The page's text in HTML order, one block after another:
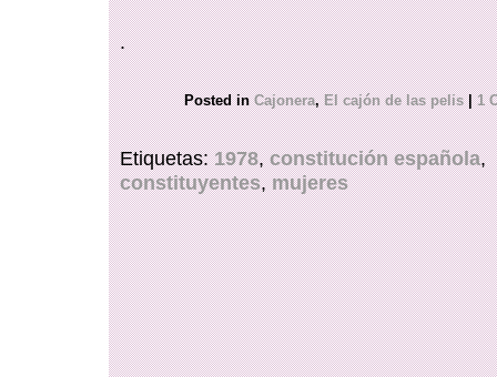
.
Posted inCajonera,El cajón de las pelis | 1
Etiquetas:1978,constitución española,
constituyentes,mujeres